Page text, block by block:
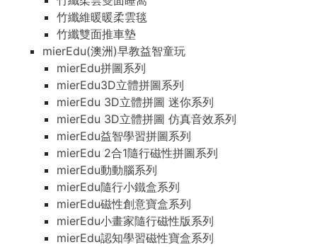
竹纖維暖暖柔雲毯
竹纖雙面推車墊
mierEdu(澳洲)早教益智童玩
mierEdu拼圖系列
mierEdu3D立體拼圖系列
mierEdu 3D立體拼圖 迷你系列
mierEdu 3D立體拼圖 仿真音效系列
mierEdu益智學習拼圖系列
mierEdu 2合1隨行磁性拼圖系列
mierEdu動動腦系列
mierEdu隨行小鐵盒系列
mierEdu磁性創意寶盒系列
mierEdu小畫家隨行磁性版系列
mierEdu認知學習磁性寶盒系列